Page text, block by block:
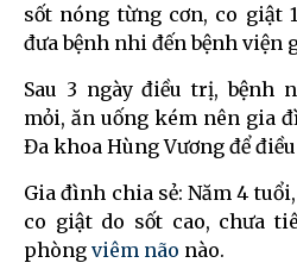
sốt nóng từng cơn, co giật
đưa bệnh nhi đến bệnh viện
Sau 3 ngày điều trị, bệnh
mỏi, ăn uống kém nên gia
Đa khoa Hùng Vương để
Gia đình chia sẻ: Năm 4
co giật do sốt cao, chưa
phòng viêm não nào.